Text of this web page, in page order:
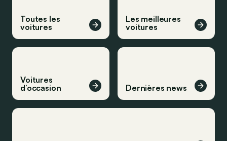
Toutes les
voitures
Les meilleures
voitures
Voitures
d’occasion
Dernières news